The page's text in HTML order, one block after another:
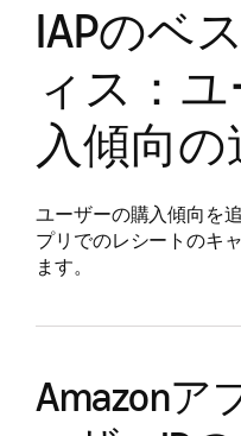
IAPのベ
ィス：
入傾向の
ユーザーの購入傾向を
プリでのレシートのキ
ます。
Amazonア